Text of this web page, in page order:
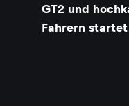
GT2 und
Fahrern startet